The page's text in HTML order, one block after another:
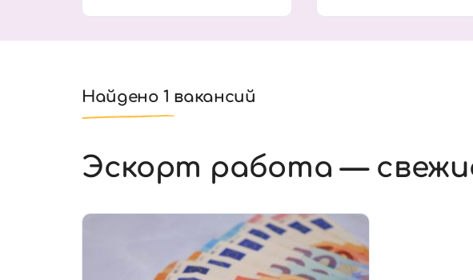
Найдено 1 вакансий
Эскорт работа —